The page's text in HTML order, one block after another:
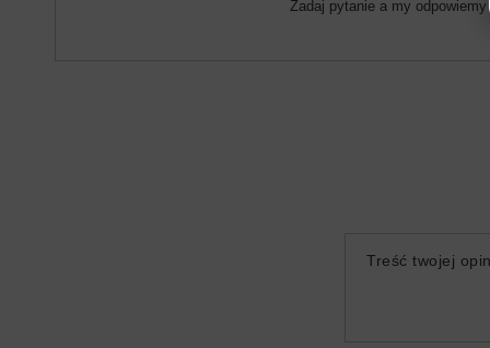
Zadaj pytanie a my
Treść twojej